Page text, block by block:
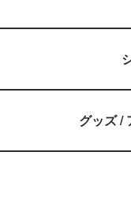
グッズ /